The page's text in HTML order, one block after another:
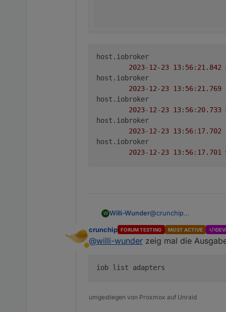
host.iobroker
2023-12-23 13: 56: 21.842
host.iobroker
2023-12-23 13: 56: 21.769
host.iobroker
2023-12-23 13: 56: 20.733
host.iobroker
2023-12-23 13: 56: 17.702
host.iobroker
2023-12-23 13: 56: 17.701
W Willi-Wunder@crunchip
ja alle installiert, er
host.iobroker
2023-12-23
host.iobroker
2023-12-23
Abwesend
crunchip FORUM TESTING MOST ACTIVE
@willi-wunder zeig mal die
umgestiegen von Proxmox auf Unraid